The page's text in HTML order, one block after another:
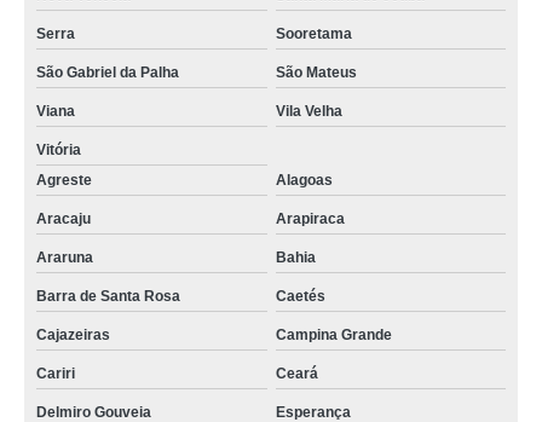
manutenção de equipamentos de sucos Sergipe
maquinário para fábrica de bebidas Vila Ivone
valor de equipamentos de sucos Carapicuíba
manutenção de maquinário para fábrica de sucos São Luís
valor de equipamento de laticínios Vila União
valor de maquinário para laticínio Suzano
valor de equipamentos para suco Brusque
maquinário para fábrica suco orçamento Prosperidade
manutenção de equipamentos para sucos Toledo
Serra Sooretama
São Gabriel da Palha São Mateus
Viana Vila Velha
Vitória
Agreste
Alagoas
Aracaju Arapiraca
Araruna Bahia
Barra de Santa Rosa Caetés
Cajazeiras Campina Grande
Cariri Ceará
Delmiro Gouveia Esperança